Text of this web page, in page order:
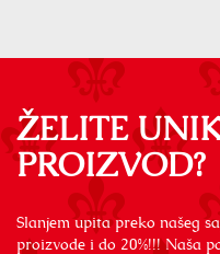
ŽELITE
PROIZVOD?
Slanjem upita preko našeg
proizvode i do 20%!!! Naša